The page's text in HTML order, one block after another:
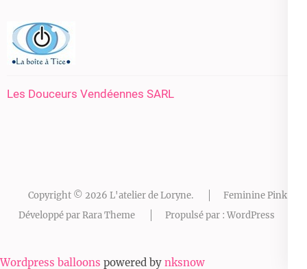
Les Douceurs Vendéennes SARL
Copyright © 2026 L'atelier de Loryne.
Feminine Pink |
Développé parRara Theme Propulsé par : WordPress
Wordpress balloons powered by nksnow